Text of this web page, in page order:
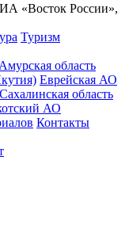
«Восток России»,
Туризм
Амурская область
Еврейская АО
Сахалинская область
АО
Контакты